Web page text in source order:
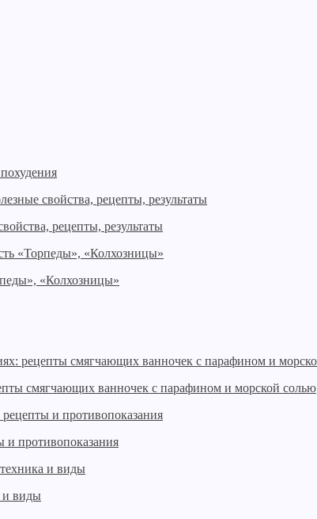
рецепты, результаты
«Колхозницы»
смягчающих ванночек с парафином и морской солью
и противопоказания
и виды